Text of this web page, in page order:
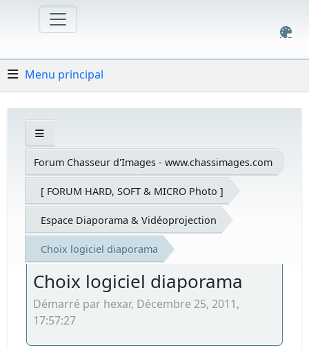
Menu principal
Forum Chasseur d'Images - www.chassimages.com
[ FORUM HARD, SOFT & MICRO Photo ]
Espace Diaporama & Vidéoprojection
Choix logiciel diaporama
Choix logiciel diaporama
Démarré par hexar, Décembre 25, 2011,
17:57:27